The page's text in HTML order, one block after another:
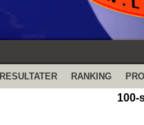
RESULTATER RANKING
100-